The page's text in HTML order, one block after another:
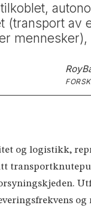
av
Roy
og logistikk,